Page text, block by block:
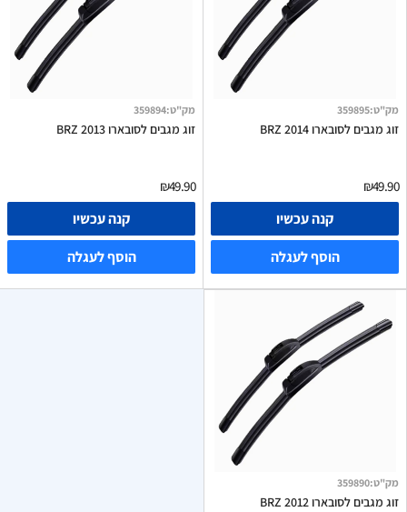
מק"ט:
359895
זוג מגבים לסובארו BRZ 2014
₪49.90
קנה עכשיו
הוסף לעגלה
מק"ט:
359894
זוג מגבים לסובארו BRZ 2013
₪49.90
קנה עכשיו
הוסף לעגלה
מק"ט:
359890
זוג מגבים לסובארו BRZ 2012